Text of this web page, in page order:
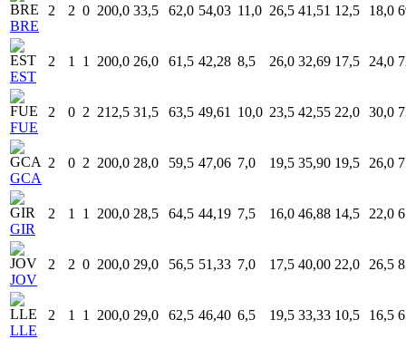
BRE
2 2 0 200,0 33,5 62,0 54,03 11,0 26,5 41,51 12,5 18,0
EST
2 1 1 200,0 26,0 61,5 42,28 8,5 26,0 32,69 17,5 24,0
FUE
2 0 2 212,5 31,5 63,5 49,61 10,0 23,5 42,55 22,0 30,0
GCA
2 0 2 200,0 28,0 59,5 47,06 7,0 19,5 35,90 19,5 26,0
GIR
2 1 1 200,0 28,5 64,5 44,19 7,5 16,0 46,88 14,5 22,0
JOV
2 2 0 200,0 29,0 56,5 51,33 7,0 17,5 40,00 22,0 26,5
LLE
2 1 1 200,0 29,0 62,5 46,40 6,5 19,5 33,33 10,5 16,5